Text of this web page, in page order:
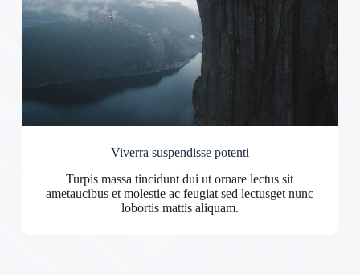
Viverra suspendisse potenti
Turpis massa tincidunt dui ut ornare lectus sit
ametaucibus et molestie ac feugiat sed lectusget nunc
lobortis mattis aliquam.